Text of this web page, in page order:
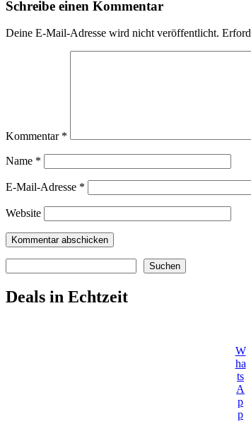
Schreibe einen Kommentar
Deine E-Mail-Adresse wird nicht veröffentlicht.
Kommentar *
Name *
E-Mail-Adresse *
Website
Suchen
Deals in Echtzeit
W
ha
ts
A
p
p